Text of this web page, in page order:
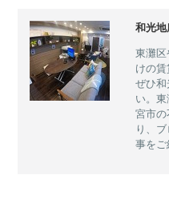
和光
東灘区
けの賃
ぜひ和
い。
宮市の
り、
事をご